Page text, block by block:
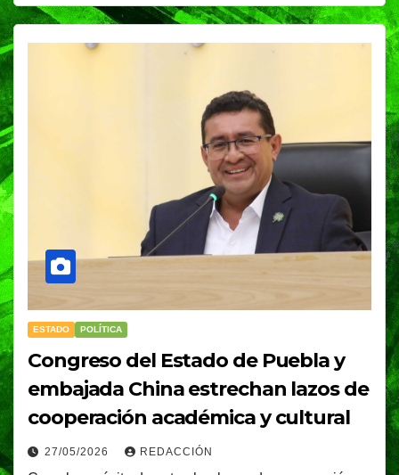
ESTADO POLÍTICA
Congreso del Estado de Puebla y
embajada China estrechan lazos de
cooperación académica y cultural
27/05/2026 REDACCIÓN